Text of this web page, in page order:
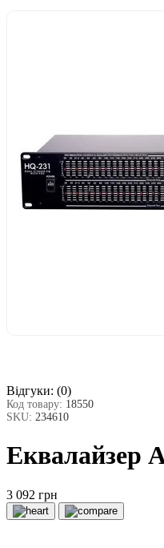
Відгуки: (0)
Код товару: 18550
SKU: 234610
Еквалайзер
3 092 грн